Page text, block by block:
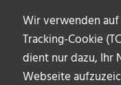
Wir verwenden
Tracking-Cookie
dient nur dazu, Ihr
Webseite